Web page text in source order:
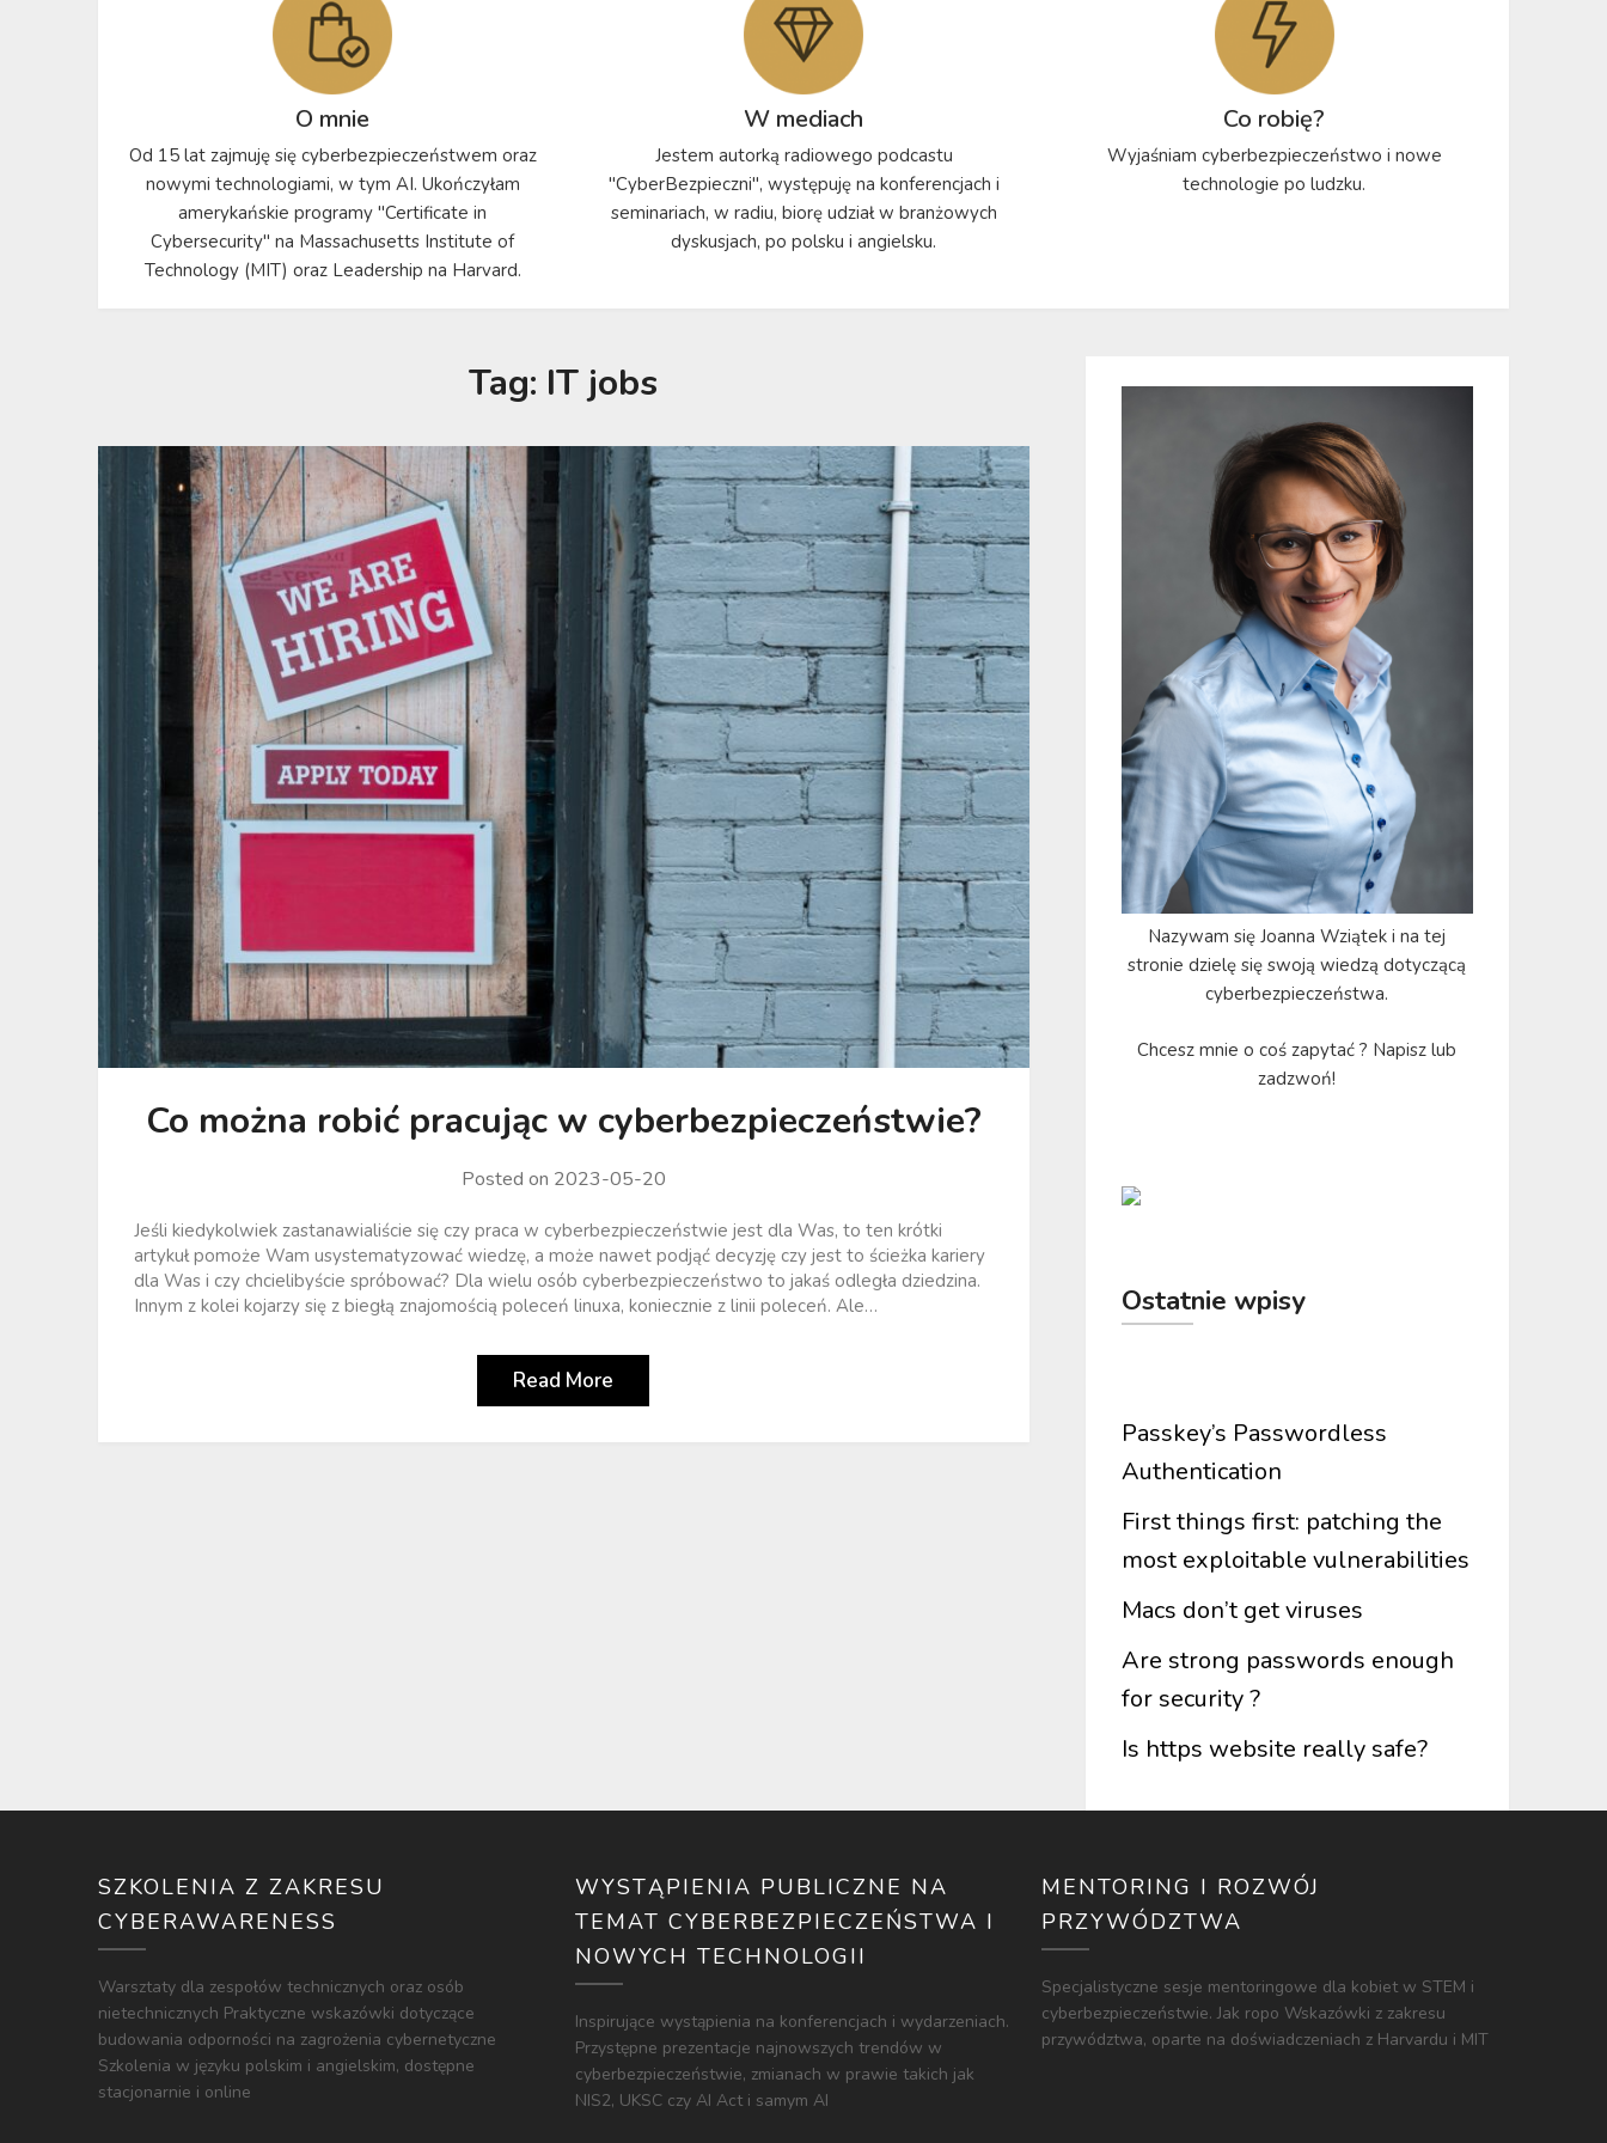
O mnie
Od 15 lat zajmuję się cyberbezpieczeństwem oraz
nowymi technologiami, w tym AI. Ukończyłam
amerykańskie programy "Certificate in
Cybersecurity" na Massachusetts Institute of
Technology (MIT) oraz Leadership na Harvard.
W mediach
Jestem autorką radiowego podcastu
"CyberBezpieczni", występuję na konferencjach i
seminariach, w radiu, biorę udział w branżowych
dyskusjach, po polsku i angielsku.
Co robię?
Wyjaśniam cyberbezpieczeństwo i nowe
technologie po ludzku.
Tag: IT jobs
Co można robić pracując w cyberbezpieczeństwie?
Posted on 2023-05-20
Jeśli kiedykolwiek zastanawialiście się czy praca w cyberbezpieczeństwie jest dla Was, to ten krótki
artykuł pomoże Wam usystematyzować wiedzę, a może nawet podjąć decyzję czy jest to ścieżka kariery
dla Was i czy chcielibyście spróbować? Dla wielu osób cyberbezpieczeństwo to jakaś odległa dziedzina.
Innym z kolei kojarzy się z biegłą znajomością poleceń linuxa, koniecznie z linii poleceń. Ale…
Read More
Nazywam się Joanna Wziątek i na tej
stronie dzielę się swoją wiedzą dotyczącą
cyberbezpieczeństwa.
Chcesz mnie o coś zapytać ? Napisz lub
zadzwoń!
Ostatnie wpisy
Passkey’s Passwordless
Authentication
First things first: patching the
most exploitable vulnerabilities
Macs don’t get viruses
Are strong passwords enough
for security ?
Is https website really safe?
SZKOLENIA Z ZAKRESU
CYBERAWARENESS
Warsztaty dla zespołów technicznych oraz osób
nietechnicznych Praktyczne wskazówki dotyczące
budowania odporności na zagrożenia cybernetyczne
Szkolenia w języku polskim i angielskim, dostępne
stacjonarnie i online
WYSTĄPIENIA PUBLICZNE NA
TEMAT CYBERBEZPIECZEŃSTWA I
NOWYCH TECHNOLOGII
Inspirujące wystąpienia na konferencjach i wydarzeniach.
Przystępne prezentacje najnowszych trendów w
cyberbezpieczeństwie, zmianach w prawie takich jak
NIS2, UKSC czy AI Act i samym AI
MENTORING I ROZWÓJ
PRZYWÓDZTWA
Specjalistyczne sesje mentoringowe dla kobiet w STEM i
cyberbezpieczeństwie. Jak ropo Wskazówki z zakresu
przywództwa, oparte na doświadczeniach z Harvardu i MIT